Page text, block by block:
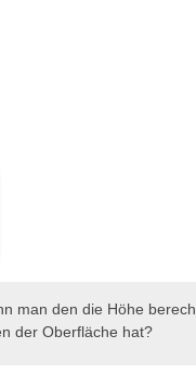
man den die Höhe
der Oberfläche hat?